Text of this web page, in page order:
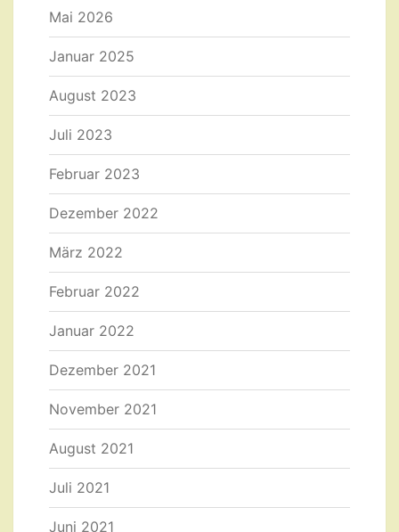
Mai 2026
Januar 2025
August 2023
Juli 2023
Februar 2023
Dezember 2022
März 2022
Februar 2022
Januar 2022
Dezember 2021
November 2021
August 2021
Juli 2021
Juni 2021